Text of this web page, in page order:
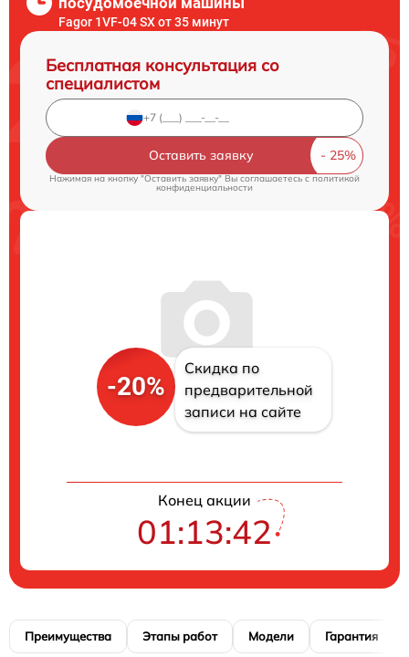
Fagor 1VF-04 SX от 35 минут
Бесплатная консультация со
специалистом
Оставить заявку
Нажимая на кнопку "Оставить заявку" Вы соглашаетесь cполитикой
конфиденциальности
-20%
Скидка по
предварительной
записи на сайте
Конец акции
01:13:41
Преимущества Этапы работ Модели Гарантия